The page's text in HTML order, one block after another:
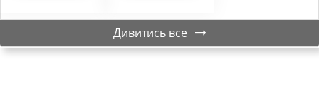
Дивитись все